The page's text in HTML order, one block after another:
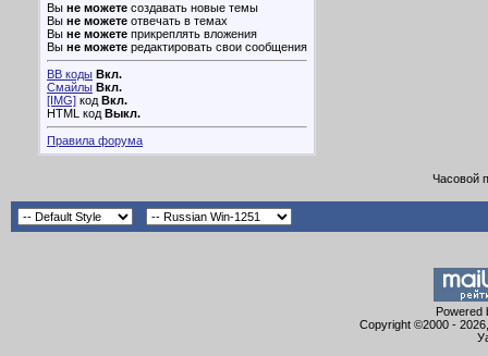
Вы не можете создавать новые темы
Вы не можете отвечать в темах
Вы не можете прикреплять вложения
Вы не можете редактировать свои сообщения
BB коды Вкл.
Смайлы Вкл.
[IMG] код Вкл.
HTML код Выкл.
Правила форума
Часовой
Powered
Copyright ©2000 -